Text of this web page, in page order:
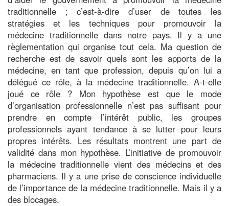
traditionnelle ; c’est-à-dire d’user de toutes les
stratégies et les techniques pour promouvoir la
médecine traditionnelle dans notre pays. Il y a une
règlementation qui organise tout cela. Ma question de
recherche est de savoir quels sont les apports de la
médecine, en tant que profession, depuis qu’on lui a
délégué ce rôle, à la médecine traditionnelle. A-t-elle
joué ce rôle ? Mon hypothèse est que le mode
d’organisation professionnelle n’est pas suffisant pour
prendre en compte l’intérêt public, les groupes
professionnels ayant tendance à se lutter pour leurs
propres intérêts. Les résultats montrent une part de
validité dans mon hypothèse. L’initiative de promouvoir
la médecine traditionnelle vient des médecins et des
pharmaciens. Il y a une prise de conscience individuelle
de l’importance de la médecine traditionnelle. Mais il y a
des blocages.